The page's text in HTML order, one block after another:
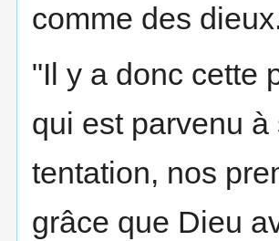
comme des
"Il y a donc cette
qui est parvenu
tentation, nos
grâce que Dieu